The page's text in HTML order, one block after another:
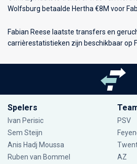
Wolfsburg betaalde Hertha €8M voor
Fabian Reese laatste transfers en
carrièrestatistieken zijn beschikbaar op
Spelers
Ivan Perisic
Sem Steijn
Anis Hadj Moussa
Ruben van Bommel
PSV
AZ